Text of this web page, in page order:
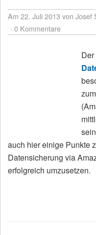
Am 22. Juli 2013 von Josef
0 Kommentare
auch hier einige Punkte
Datensicherung via
erfolgreich umzusetzen.